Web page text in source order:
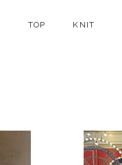
TOP KNIT